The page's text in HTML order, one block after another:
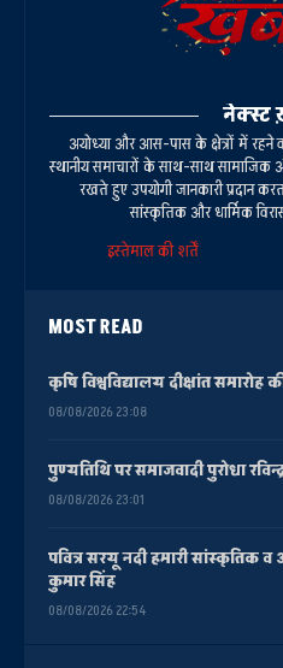
नेक्स्ट
अयोध्या और आस-पास के क्षेत्रों में रहने
स्थानीय समाचारों के साथ-साथ सामाजिक
रखते हुए उपयोगी जानकारी प्रदान
सांस्कृतिक और धार्मिक
इस्तेमाल की शर्तें
MOST READ
कृषि विश्वविद्यालय दीक्षांत समारोह
08/08/2026 23:08
पुण्यतिथि पर समाजवादी पुरोधा
08/08/2026 23:01
पवित्र सरयू नदी हमारी सांस्कृतिक
कुमार सिंह
08/08/2026 22:54